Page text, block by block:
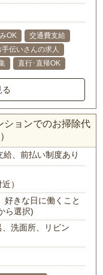
OK
交通費支給
手伝いさんの求人
直行･直帰OK
る
ションでのお掃除代
給、前払い制度あり
）
好きな日に働くこと
ら選択)
洗面所、リビン